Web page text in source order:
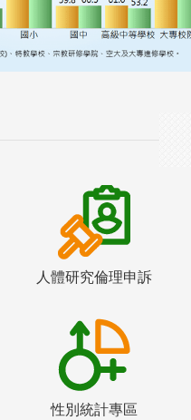
人體研究倫理申訴
性別統計專區